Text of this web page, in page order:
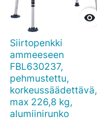

Siirtopenkki
ammeeseen
FBL630237,
pehmustettu,
korkeussäädettävä,
max 226,8 kg,
alumiinirunko